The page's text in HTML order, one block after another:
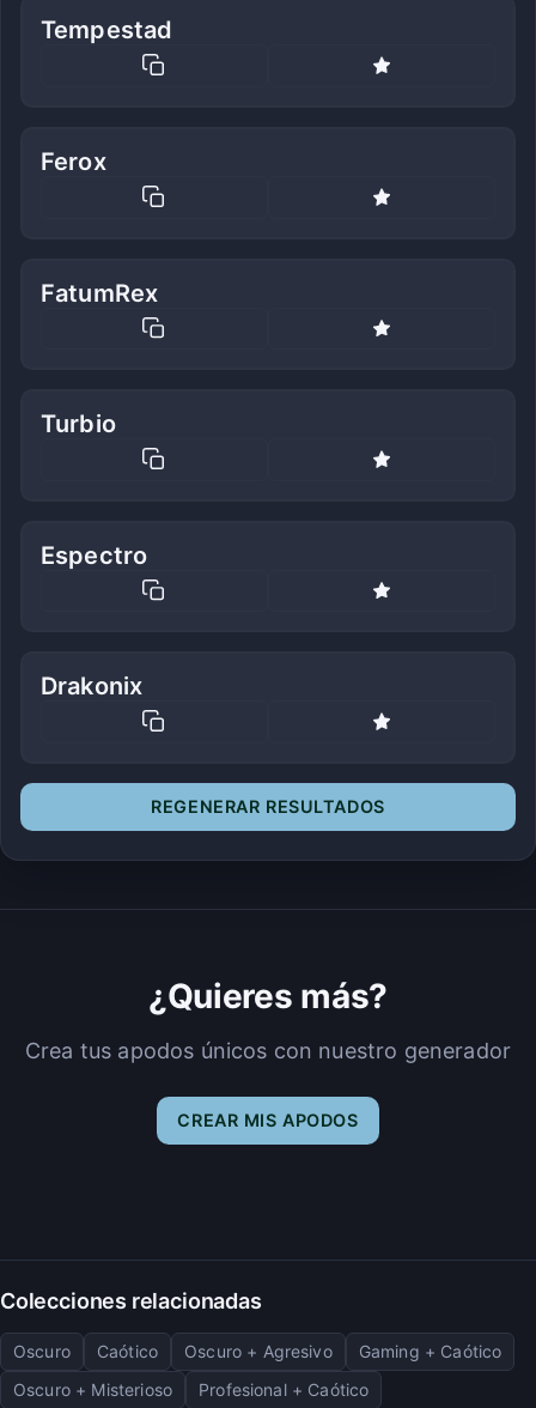
Tempestad
Ferox
FatumRex
Turbio
Espectro
Drakonix
REGENERAR RESULTADOS
¿Quieres más?
Crea tus apodos únicos con nuestro generador
CREAR MIS APODOS
Colecciones relacionadas
Oscuro Caótico Oscuro + Agresivo
Gaming + Caótico
Oscuro + Misterioso
Profesional + Caótico